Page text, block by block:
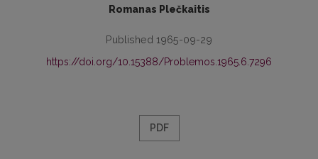
Romanas Plečkaitis
Published 1965-09-29
https://doi.org/10.15388/Problemos.1965.6.7296
PDF